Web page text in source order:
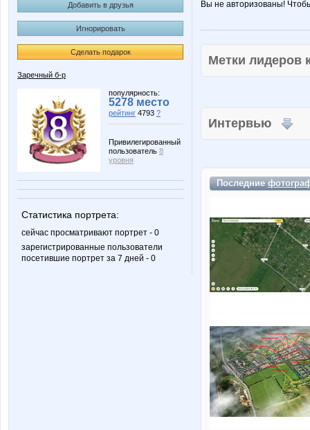
Добавить в друзья
Игнорировать
Сделать подарок
Заречный б-р
популярность:
5278 место
рейтинг 4793 ?
Привилегированный
пользователь 8
уровня
Статистика портрета:
сейчас просматривают портрет - 0
зарегистрированные пользователи
посетившие портрет за 7 дней - 0
Вы не авторизованы!
Метки
Интервью
Последние